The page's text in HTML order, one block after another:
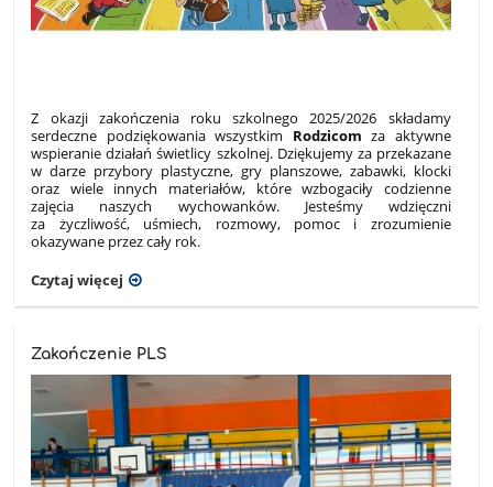
Z okazji zakończenia roku szkolnego 2025/2026 składamy
serdeczne podziękowania wszystkim Rodzicomza aktywne
wspieranie działań świetlicy szkolnej. Dziękujemy za przekazane
w darze przybory plastyczne, gry planszowe, zabawki, klocki
oraz wiele innych materiałów, które wzbogaciły codzienne
zajęcia naszych wychowanków. Jesteśmy wdzięczni
za życzliwość, uśmiech, rozmowy, pomoc i zrozumienie
okazywane przez cały rok.
Czytaj więcej
Zakończenie PLS